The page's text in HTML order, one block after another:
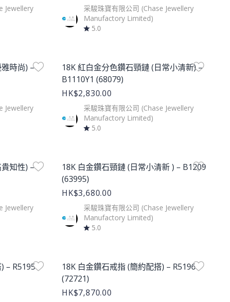
Jewellery
采駿珠寶有限公司 (Chase Jewellery
Manufactory Limited)
5.0
時尚) –
Jewellery
Product Image
18K 紅白金分色鑽石頸鏈 (日常小清新) –
B1110Y1 (68079)
HK$2,830.00
采駿珠寶有限公司 (Chase Jewellery
Manufactory Limited)
5.0
知性) –
Jewellery
Product Image
18K 白金鑽石頸鏈 (日常小清新 ) – B1209
(63995)
HK$3,680.00
采駿珠寶有限公司 (Chase Jewellery
Manufactory Limited)
5.0
– R5195
Product Image
18K 白金鑽石戒指 (簡約配搭) – R5196
(72721)
HK$7,870.00